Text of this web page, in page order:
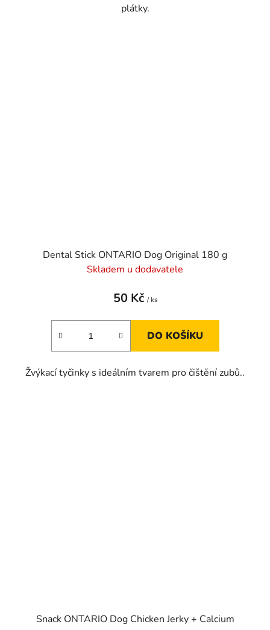
plátky.
Dental Stick ONTARIO Dog Original 180 g
Skladem u dodavatele
50 Kč / ks
DO KOŠÍKU
Žvýkací tyčinky s ideálním tvarem pro čištění zubů..
Snack ONTARIO Dog Chicken Jerky + Calcium